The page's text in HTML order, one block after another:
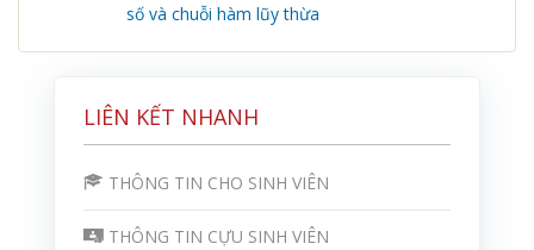
LIÊN KẾT NHANH
THÔNG TIN CHO SINH VIÊN
THÔNG TIN CỰU SINH VIÊN
số và chuỗi hàm lũy thừa